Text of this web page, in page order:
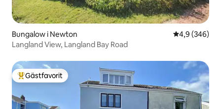
Bungalow i Newton 4,9 av 5 i
4,9 (346)
Langland View, Langland Bay Road
Populär gästfavorit
Gästfavorit